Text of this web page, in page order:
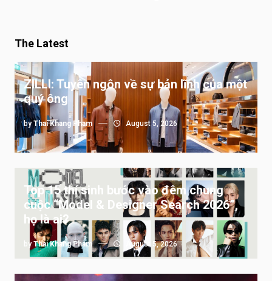
The Latest
ZILLI: Tuyên ngôn về sự bản lĩnh của một
quý ông
byThai Khang Pham August 5, 2026
Top 15 thí sinh bước vào đêm chung
cuộc “Model & Designer Search 2026”,
họ là ai?
by Thai Khang Pham August 5, 2026